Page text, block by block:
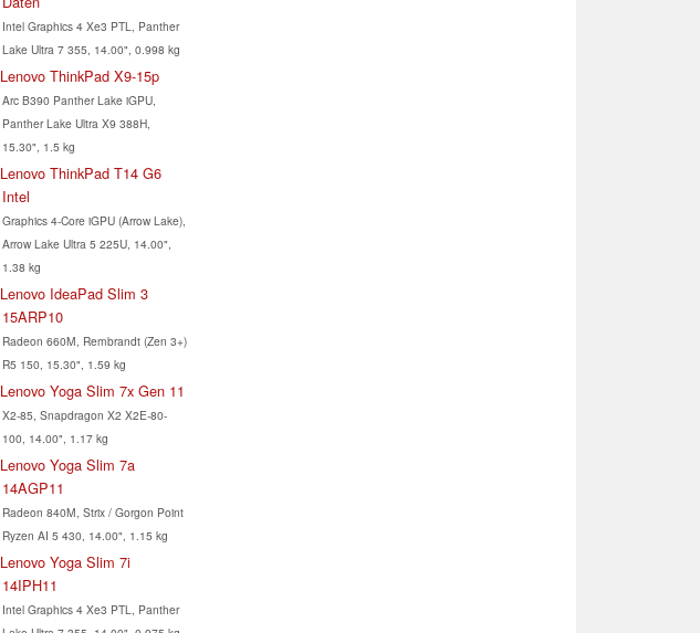
Intel Graphics 4 Xe3 PTL, Panther
Lake Ultra 7 355, 14.00", 0.998 kg
Lenovo ThinkPad X9-15p
Arc B390 Panther Lake iGPU,
Panther Lake Ultra X9 388H,
15.30", 1.5 kg
Lenovo ThinkPad T14 G6
Intel
Graphics 4-Core iGPU (Arrow Lake),
Arrow Lake Ultra 5 225U, 14.00",
1.38 kg
Lenovo IdeaPad Slim 3
15ARP10
Radeon 660M, Rembrandt (Zen 3+)
R5 150, 15.30", 1.59 kg
Lenovo Yoga Slim 7x Gen 11
X2-85, Snapdragon X2 X2E-80-
100, 14.00", 1.17 kg
Lenovo Yoga Slim 7a
14AGP11
Radeon 840M, Strix / Gorgon Point
Ryzen AI 5 430, 14.00", 1.15 kg
Lenovo Yoga Slim 7i
14IPH11
Intel Graphics 4 Xe3 PTL, Panther